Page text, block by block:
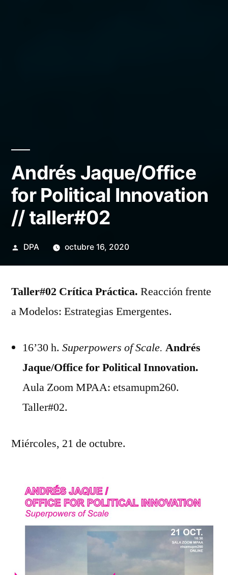
Andrés Jaque/Office
for Political Innovation
// taller#02
Publicado
DPA octubre 16, 2020
Taller#02 Crítica Práctica. Reacción frente
a Modelos: Estrategias Emergentes.
16’30 h. Superpowers of Scale. Andrés
Jaque/Office for Political Innovation.
Aula Zoom MPAA: etsamupm260.
Taller#02.
Miércoles, 21 de octubre.